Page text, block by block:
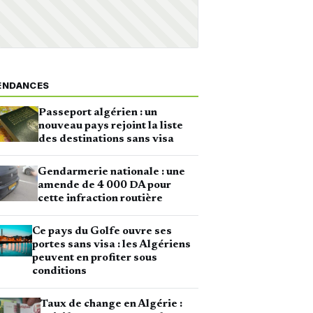
Passeport algérien : un
nouveau pays rejoint la liste
des destinations sans visa
Gendarmerie nationale : une
amende de 4 000 DA pour
cette infraction routière
Ce pays du Golfe ouvre ses
portes sans visa : les Algériens
peuvent en profiter sous
conditions
Taux de change en Algérie :